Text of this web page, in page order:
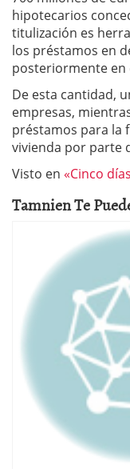
hipotecarios
titulización es
los préstamos en
posteriormente en
De esta cantidad,
empresas,
préstamos para la
vivienda por parte
Visto en «Cinco
Tamnien Te